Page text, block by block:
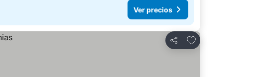
Ver precios
Compartir
Agregar a favoritos